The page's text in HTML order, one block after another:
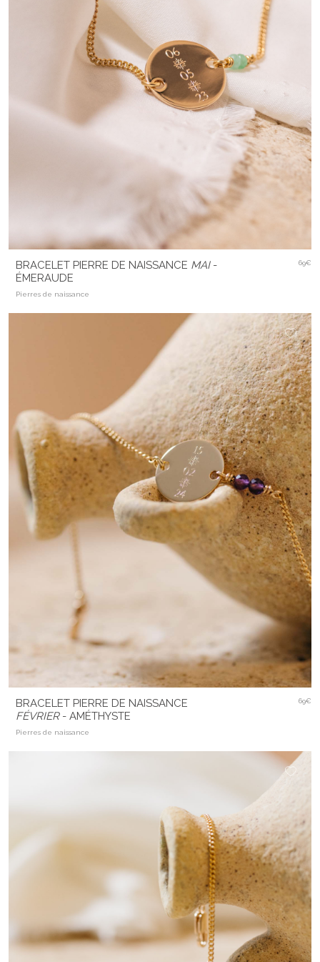
BRACELET PIERRE DE NAISSANCE MAI-
ÉMERAUDE
Pierres de naissance
69€
BRACELET PIERRE DE NAISSANCE
FÉVRIER- AMÉTHYSTE
Pierres de naissance
69€